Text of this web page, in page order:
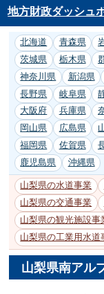
地方財政ダッシュ
北海道 青森県
茨城県
栃木県
神奈川県
新潟県
長野県
岐阜県
大阪府
兵庫県
岡山県
広島県
福岡県
佐賀県
鹿児島県
沖縄県
山梨県の水道事業
山梨県の交通事業
山梨県の観光施設事
山梨県の工業用水道
山梨県南アル